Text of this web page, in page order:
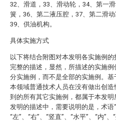
32、滑道，33、滑动轮，34、第一
簧，36、第二液压腔，37、第二滑动
39、供油机构。
具体实施方式
以下将结合附图对本发明各实施例的
完整的描述，显然，所描述的实施
分实施例，而不是全部的实施例。基
本领域普通技术人员在没有做出创
到的所有其它实施例，都属于本发
发明的描述中，需要说明的是，术语“
“左”、“右”、“竖直”、“水平”、“内”